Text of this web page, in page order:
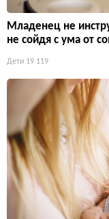
Младенец не
не сойдя с ума от
Дети 19 119